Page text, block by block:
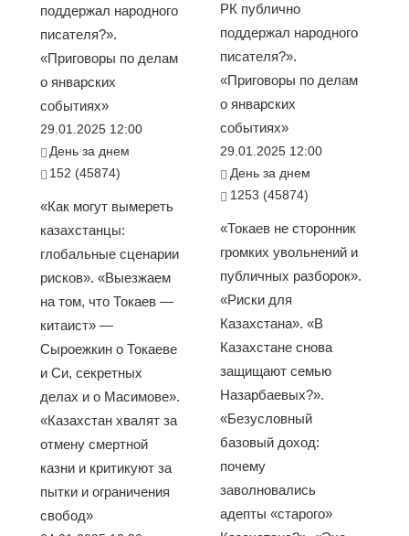
поддержал народного
писателя?».
«Приговоры по делам
о январских
событиях»
29.01.2025 12:00
День за днем
152 (45874)
«Как могут вымереть
казахстанцы:
глобальные сценарии
рисков». «Выезжаем
на том, что Токаев —
китаист» —
Сыроежкин о Токаеве
и Си, секретных
делах и о Масимове».
«Казахстан хвалят за
отмену смертной
казни и критикуют за
пытки и ограничения
свобод»
РК публично
поддержал народного
писателя?».
«Приговоры по делам
о январских
событиях»
29.01.2025 12:00
День за днем
1253 (45874)
«Токаев не сторонник
громких увольнений и
публичных разборок».
«Риски для
Казахстана». «В
Казахстане снова
защищают семью
Назарбаевых?».
«Безусловный
базовый доход:
почему
заволновались
адепты «старого»